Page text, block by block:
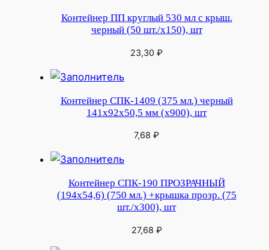
Контейнер ПП круглый 530 мл с крыш.
черный (50 шт./х150), шт
23,30 ₽
Контейнер СПК-1409 (375 мл.) черный
141х92х50,5 мм (х900), шт
7,68 ₽
Контейнер СПК-190 ПРОЗРАЧНЫЙ
(194х54,6) (750 мл.) +крышка прозр. (75
шт./х300), шт
27,68 ₽